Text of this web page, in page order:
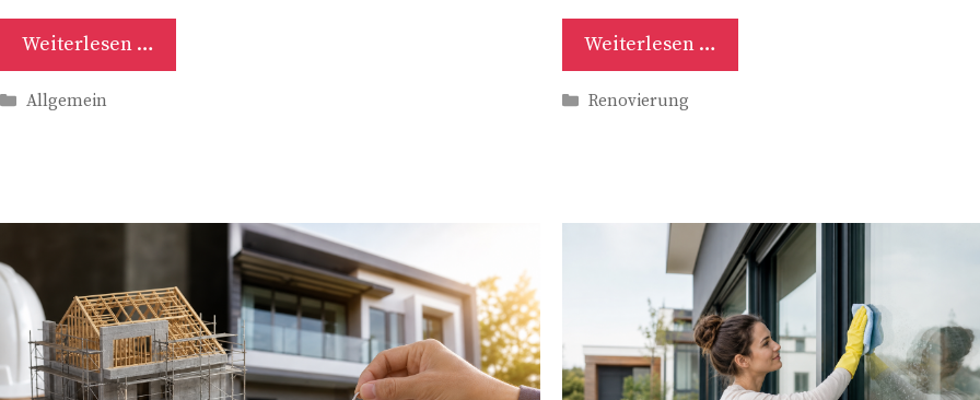
Weiterlesen …
Kategorien
Allgemein
Weiterlesen …
Kategorien
Renovierung